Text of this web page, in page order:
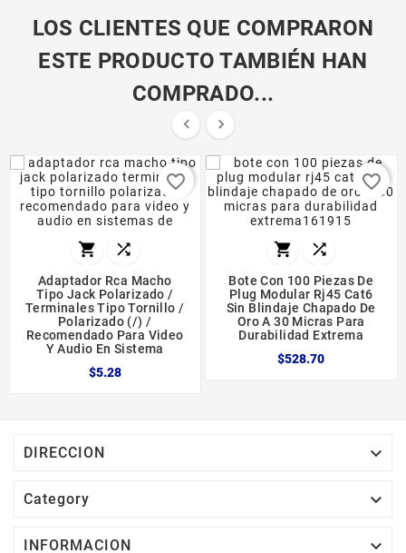
LOS CLIENTES QUE COMPRARON
ESTE PRODUCTO TAMBIÉN HAN
COMPRADO...
 
 
Adaptador Rca Macho
Tipo Jack Polarizado /
Terminales Tipo Tornillo /
Polarizado (/) /
Recomendado Para Video
Y Audio En Sistema
$5.28
favorite_border
 
Bote Con 100 Piezas De
Plug Modular Rj45 Cat6
Sin Blindaje Chapado De
Oro A 30 Micras Para
Durabilidad Extrema
$528.70
favorite_border
DIRECCION 
Category 
INFORMACION 